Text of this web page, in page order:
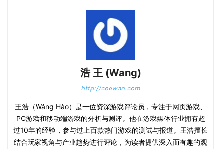
浩 王 (Wang)
http://ceowan.com
王浩（Wáng Hào）是一位资深游戏评论员，专注于网页游戏、
PC游戏和移动端游戏的分析与测评。他在游戏媒体行业拥有超
过10年的经验，参与过上百款热门游戏的测试与报道。王浩擅长
结合玩家视角与产业趋势进行评论，为读者提供深入而有趣的观